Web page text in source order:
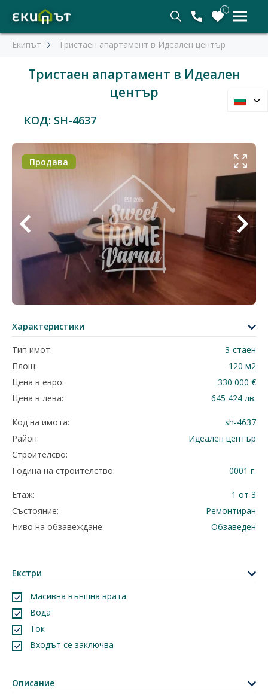
0
Екипът Тристаен апартамент в Идеален център
Тристаен апартамент в Идеален
център
КОД: SH-4637
Продава
Характеристики
Тип имот:
3-стаен
Площ:
120 м2
Цена в евро:
330 000 €
Цена в лева:
645 424 лв.
Код на имота:
sh-4637
Район:
Идеален център
Строителсво:
Година на строителство:
0001 г.
Етаж:
1 от 3
Състояние:
Ремонтиран
Ниво на обзавеждане:
Обзаведен
Екстри
Масивна външна врата
Вода
Ток
Входът се заключва
Описание